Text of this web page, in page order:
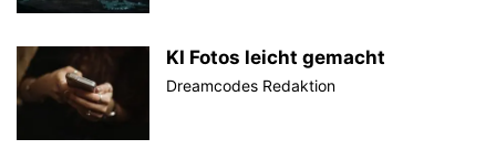
KI Fotos leicht gemacht
Dreamcodes Redaktion